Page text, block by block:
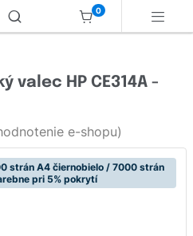
0
strán A4 čiernobielo / 7000 strán
pri 5% pokrytí
valec HP CE314A -
e-shopu)